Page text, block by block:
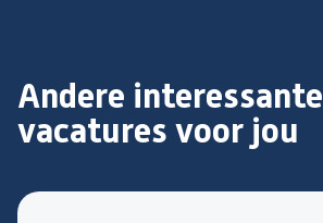
Andere interessante
vacatures voor jou